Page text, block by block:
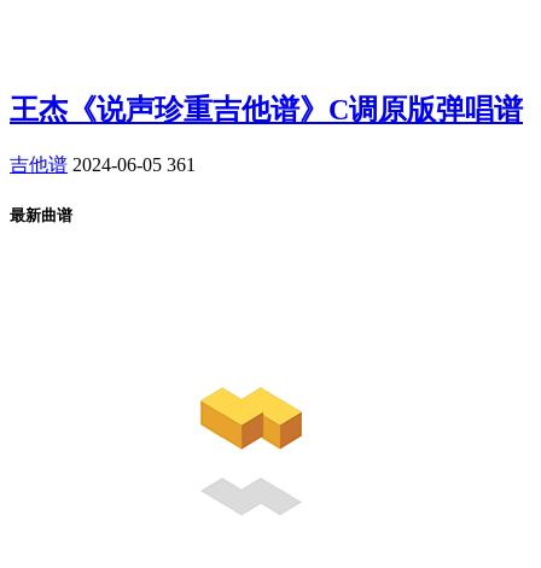
王杰《说声珍重吉他谱》C调原版弹唱谱
吉他谱 2024-06-05 361
最新曲谱